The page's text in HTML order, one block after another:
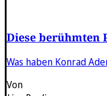
Diese berühmten
Was haben Konrad
Von